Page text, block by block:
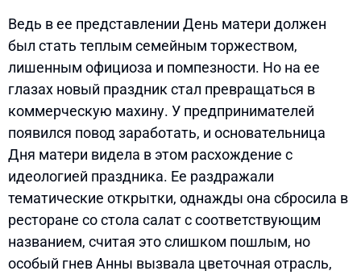
Ведь в ее представлении День матери должен
был стать теплым семейным торжеством,
лишенным официоза и помпезности. Но на ее
глазах новый праздник стал превращаться в
коммерческую махину. У предпринимателей
появился повод заработать, и основательница
Дня матери видела в этом расхождение с
идеологией праздника. Ее раздражали
тематические открытки, однажды она сбросила в
ресторане со стола салат с соответствующим
названием, считая это слишком пошлым, но
особый гнев Анны вызвала цветочная отрасль,